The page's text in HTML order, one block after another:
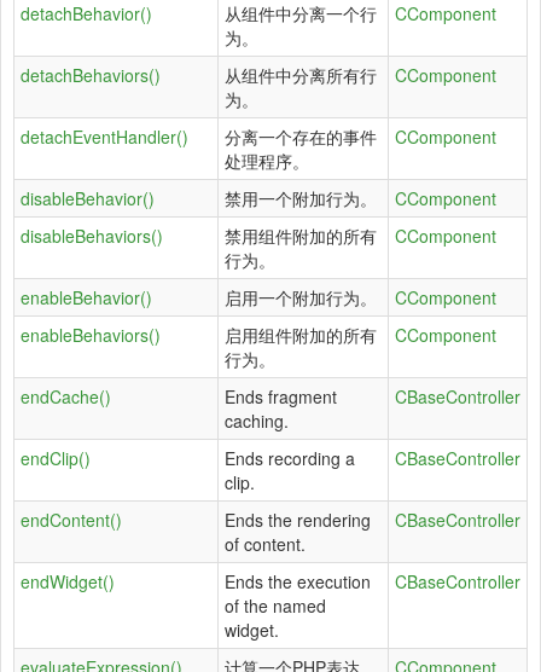
detachBehavior()
从组件中分离一个行
为。
CComponent
detachBehaviors()
从组件中分离所有行
为。
CComponent
detachEventHandler()
分离一个存在的事件
处理程序。
CComponent
disableBehavior() 禁用一个附加行为。
CComponent
disableBehaviors()
禁用组件附加的所有
行为。
CComponent
enableBehavior() 启用一个附加行为。
CComponent
enableBehaviors()
启用组件附加的所有
行为。
CComponent
endCache()
Ends fragment
caching.
CBaseController
endClip()
Ends recording a
clip.
CBaseController
endContent()
Ends the rendering
of content.
CBaseController
endWidget()
Ends the execution
of the named
widget.
CBaseController
evaluateExpression()
计算一个PHP表达
CComponent